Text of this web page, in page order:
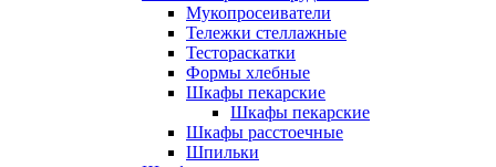
Мукопросеиватели
Тележки стеллажные
Тестораскатки
Формы хлебные
Шкафы пекарские
Шкафы пекарские
Шкафы расстоечные
Шпильки